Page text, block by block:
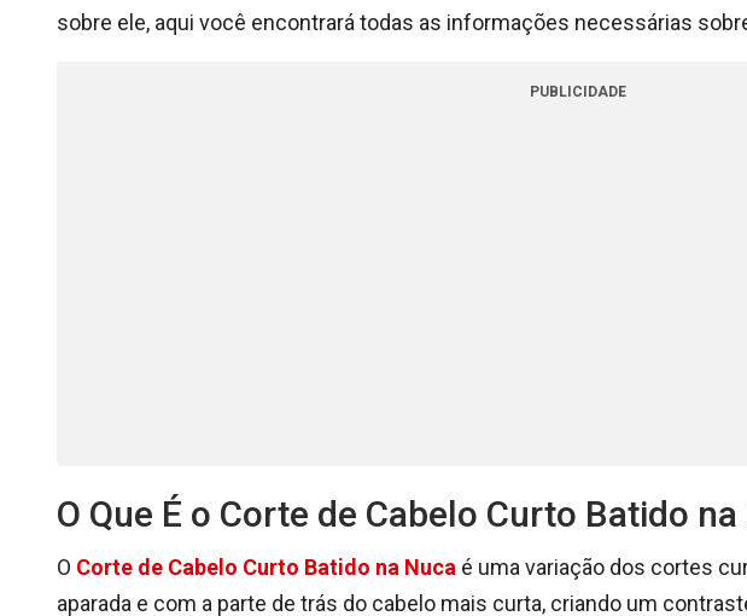
sobre ele, aqui você encontrará todas as informações necessárias
PUBLICIDADE
O Que É o Corte de Cabelo Curto Batido na
O Corte de Cabelo Curto Batido na Nuca é uma variação dos cortes
aparada e com a parte de trás do cabelo mais curta, criando um